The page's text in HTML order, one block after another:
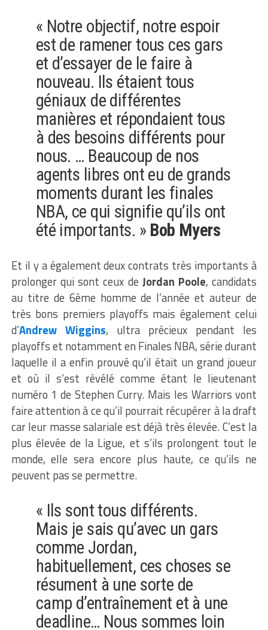
« Notre objectif, notre espoir
est de ramener tous ces gars
et d’essayer de le faire à
nouveau. Ils étaient tous
géniaux de différentes
manières et répondaient tous
à des besoins différents pour
nous. … Beaucoup de nos
agents libres ont eu de grands
moments durant les finales
NBA, ce qui signifie qu’ils ont
été importants. » Bob Myers
Et il y a également deux contrats très importants à
prolonger qui sont ceux de Jordan Poole, candidats
au titre de 6ème homme de l’année et auteur de
très bons premiers playoffs mais également celui
d’Andrew Wiggins, ultra précieux pendant les
playoffs et notamment en Finales NBA, série durant
laquelle il a enfin prouvé qu’il était un grand joueur
et où il s’est révélé comme étant le lieutenant
numéro 1 de Stephen Curry. Mais les Warriors vont
faire attention à ce qu’il pourrait récupérer à la draft
car leur masse salariale est déjà très élevée. C’est la
plus élevée de la Ligue, et s’ils prolongent tout le
monde, elle sera encore plus haute, ce qu’ils ne
peuvent pas se permettre.
« Ils sont tous différents.
Mais je sais qu’avec un gars
comme Jordan,
habituellement, ces choses se
résument à une sorte de
camp d’entraînement et à une
deadline… Nous sommes loin